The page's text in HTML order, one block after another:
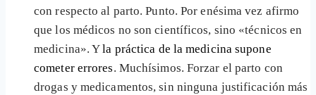
con respecto al parto. Punto. Por enésima vez afirmo
que los médicos no son científicos, sino «técnicos en
medicina». Yla práctica de la medicina supone
cometer errores. Muchísimos. Forzar el parto con
drogas y medicamentos, sin ninguna justificación más